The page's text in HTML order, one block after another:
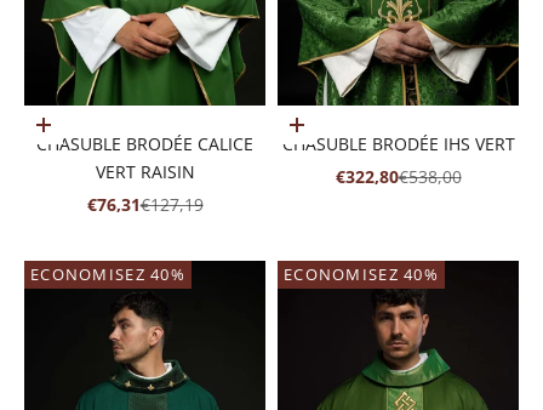
Ajouter au panier
CHASUBLE BRODÉE CALICE
VERT RAISIN
PRIX DE VENTE
€76,31PRIX NORMAL
€127,19
Ajouter au panier
CHASUBLE BRODÉE IHS VERT
PRIX DE VENTE
€322,80PRIX NORMAL
€538,00
ECONOMISEZ 40% ECONOMISEZ 40%